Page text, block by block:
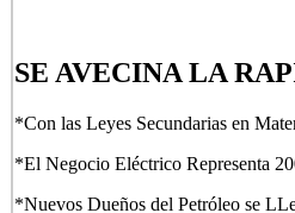
SE AVECINA LA
*Con las Leyes Secundarias en
*El Negocio Eléctrico Representa
*Nuevos Dueños del Petróleo se